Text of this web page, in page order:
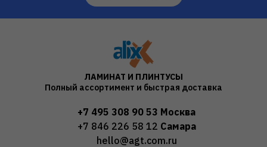
ЛАМИНАТ И ПЛИНТУСЫ
Полный ассортимент и быстрая доставка
+7 495 308 90 53 Москва
+7 846 226 58 12 Самара
hello@agt.com.ru